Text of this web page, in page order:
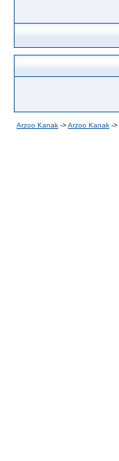
Arzoo Kanak ->Arzoo Kanak ->